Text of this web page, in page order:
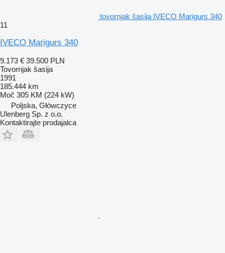
tovornjak šasija IVECO Marigurs 340
11
IVECO Marigurs 340
9.173 € 39.500 PLN
Tovornjak šasija
1991
185.444 km
Moč 305 KM (224 kW)
Poljska, Główczyce
Ulenberg Sp. z o.o.
Kontaktirajte prodajalca